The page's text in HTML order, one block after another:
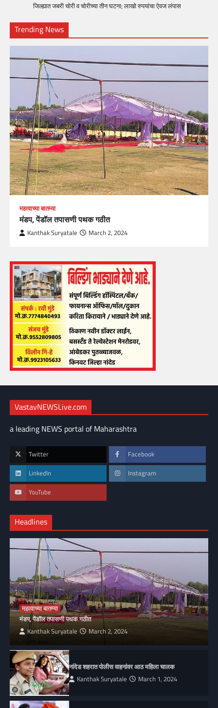
जिल्ह्यात जबरी चोरी व चोरीच्या तीन घटना; लाखो रुपयांचा ऐवज लंपास
Trending News
महत्वाच्या बातम्या
मंडप, पेंडॉल तपासणी पथक गठीत
Kanthak Suryatale March 2, 2024
VastavNEWSLive.com
a leading NEWS portal of Maharashtra
Twitter Facebook
LinkedIn Instagram
YouTube
Headlines
महत्वाच्या बातम्या
मंडप, पेंडॉल तपासणी पथक गठीत
Kanthak Suryatale March 2, 2024
नांदेड शहरात पोलीस वाहनांवर आठ महिला चालक
Kanthak Suryatale March 1, 2024